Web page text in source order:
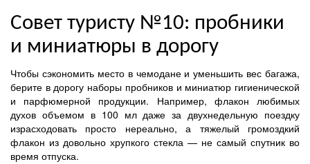
Совет туристу №10: пробники
и миниатюры в дорогу
Чтобы сэкономить место в чемодане и уменьшить вес багажа,
берите в дорогу наборы пробников и миниатюр гигиенической
и парфюмерной продукции. Например, флакон любимых
духов объемом в 100 мл даже за двухнедельную поездку
израсходовать просто нереально, а тяжелый громоздкий
флакон из довольно хрупкого стекла — не самый спутник во
время отпуска.